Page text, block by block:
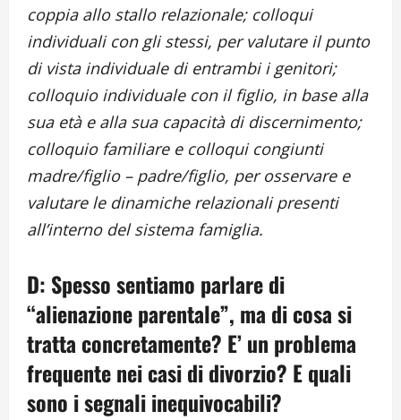
coppia allo stallo relazionale; colloqui
individuali con gli stessi, per valutare il punto
di vista individuale di entrambi i genitori;
colloquio individuale con il figlio, in base alla
sua età e alla sua capacità di discernimento;
colloquio familiare e colloqui congiunti
madre/figlio – padre/figlio, per osservare e
valutare le dinamiche relazionali presenti
all’interno del sistema famiglia.
D: Spesso sentiamo parlare di
“alienazione parentale”, ma di cosa si
tratta concretamente? E’ un problema
frequente nei casi di divorzio? E quali
sono i segnali inequivocabili?